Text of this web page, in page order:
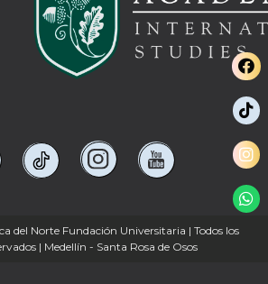
del Norte Fundación Universitaria | Todos los
| Medellín - Santa Rosa de Osos